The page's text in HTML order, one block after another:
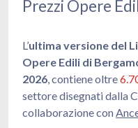
Prezzi Opere
L’ultima versione del
Opere Edili di
2026, contiene oltre
settore disegnati dalla
collaborazione con